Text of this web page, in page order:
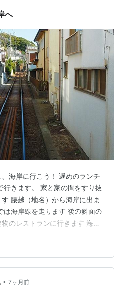
、ぺろっと食べれちゃうよ 珊
へ
海岸に行こう！ 遅めのランチ
行きます。 家と家の間をすり抜
腰越（地名）から海岸に出ま
は海岸線を走ります 後の斜面の
のレストランに行きます 海は
程の階段を上った先にあるレ
あるのに、じゃないですねこ
レストランなのでしょうね イ
テラス席でのんびりとお喋り
• 7ヶ月前